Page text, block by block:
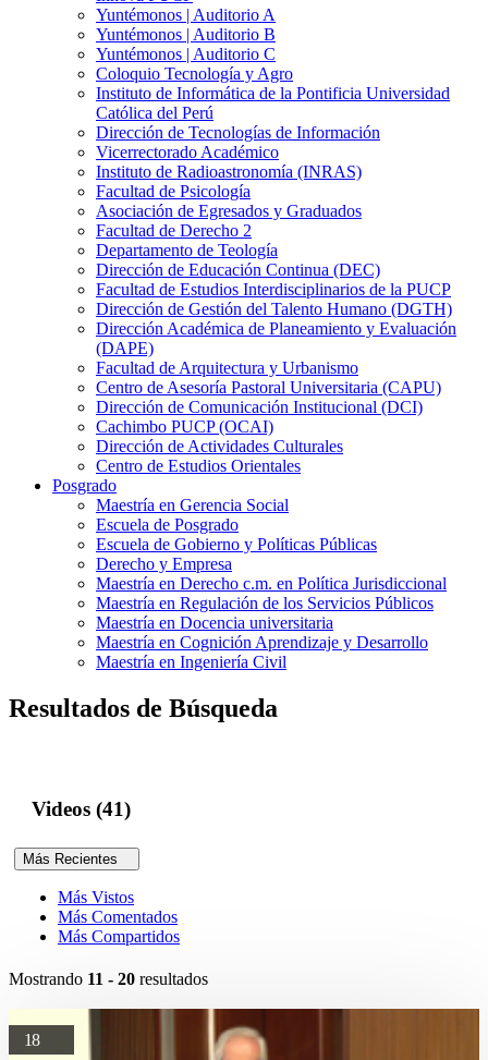
Yuntémonos | Auditorio A
Yuntémonos | Auditorio B
Yuntémonos | Auditorio C
Coloquio Tecnología y Agro
Instituto de Informática de la Pontificia Universidad
Católica del Perú
Dirección de Tecnologías de Información
Vicerrectorado Académico
Instituto de Radioastronomía (INRAS)
Facultad de Psicología
Asociación de Egresados y Graduados
Facultad de Derecho 2
Departamento de Teología
Dirección de Educación Continua (DEC)
Facultad de Estudios Interdisciplinarios de la PUCP
Dirección de Gestión del Talento Humano (DGTH)
Dirección Académica de Planeamiento y Evaluación
(DAPE)
Facultad de Arquitectura y Urbanismo
Centro de Asesoría Pastoral Universitaria (CAPU)
Dirección de Comunicación Institucional (DCI)
Cachimbo PUCP (OCAI)
Dirección de Actividades Culturales
Centro de Estudios Orientales
Posgrado
Maestría en Gerencia Social
Escuela de Posgrado
Escuela de Gobierno y Políticas Públicas
Derecho y Empresa
Maestría en Derecho c.m. en Política Jurisdiccional
Maestría en Regulación de los Servicios Públicos
Maestría en Docencia universitaria
Maestría en Cognición Aprendizaje y Desarrollo
Maestría en Ingeniería Civil
Resultados de Búsqueda
Videos (41)
Más Recientes
Más Vistos
Más Comentados
Más Compartidos
Mostrando 11 - 20 resultados
18